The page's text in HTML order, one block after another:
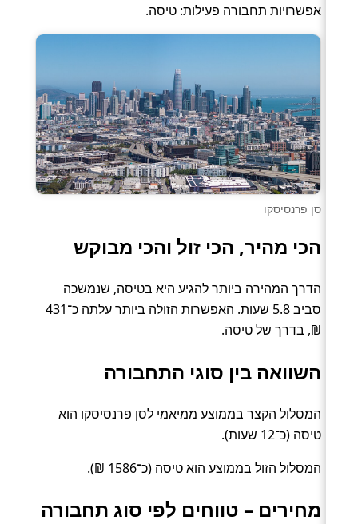
אפשרויות תחבורה פעילות: טיסה.
סן פרנסיסקו
הכי מהיר, הכי זול והכי מבוקש
הדרך המהירה ביותר להגיע היא בטיסה, שנמשכה
סביב 5.8 שעות. האפשרות הזולה ביותר עלתה כ־431
₪, בדרך של טיסה.
השוואה בין סוגי התחבורה
המסלול הקצר בממוצע ממיאמי לסן פרנסיסקו הוא
טיסה (כ־12 שעות).
המסלול הזול בממוצע הוא טיסה (כ־1586 ₪).
מחירים – טווחים לפי סוג תחבורה